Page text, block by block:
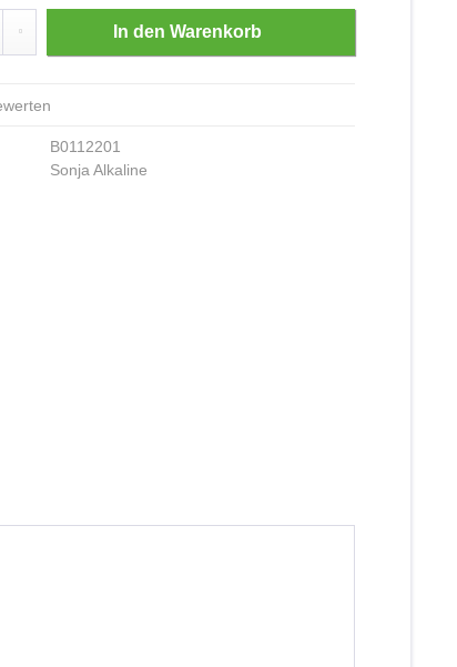
In den Warenkorb
B0112201
Sonja Alkaline